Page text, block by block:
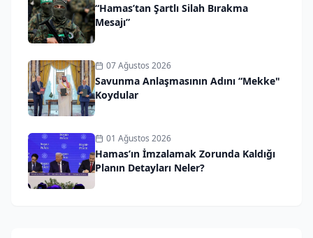
“Hamas’tan Şartlı Silah Bırakma
Mesajı”
07 Ağustos 2026
Savunma Anlaşmasının Adını “Mekke"
Koydular
01 Ağustos 2026
Hamas’ın İmzalamak Zorunda Kaldığı
Planın Detayları Neler?